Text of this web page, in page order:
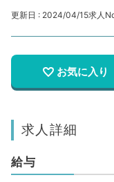
更新日 : 2024/04/15求人
お気に入り
求人詳細
給与